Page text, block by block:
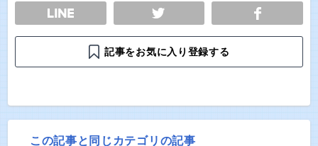
TWEET
記事をお気に入り登録する
この記事と同じカテゴリの記事